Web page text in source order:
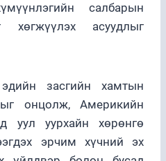
салбарын
хөгжүүлэх асуудлыг
засгийн хамтын
онцолж, Америкийн
уул уурхайн хөрөнгө
эрчим хүчний эх